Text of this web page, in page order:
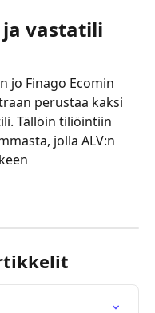
vastatili
jo Finago Ecomin
perustaa kaksi
Tällöin tiliöintiin
jolla ALV:n